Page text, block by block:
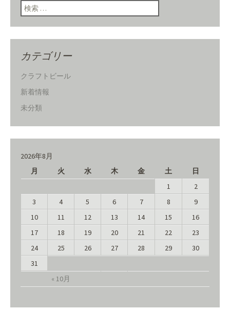
検索:
カテゴリー
クラフトビール
新着情報
未分類
2026年8月
月
火 水 木 金 土 日
« 10月
1
2
3
4 5 6 7 8
9
10
11 12 13 14 15
16
17
18 19 20 21 22
23
24
25 26 27 28 29
30
31